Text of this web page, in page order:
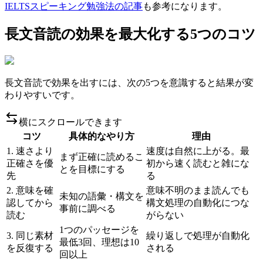
IELTSスピーキング勉強法の記事も参考になります。
長文音読の効果を最大化する5つのコツ
長文音読で効果を出すには、次の5つを意識すると結果が変
わりやすいです。
横にスクロールできます
コツ
具体的なやり方
理由
1. 速さより
正確さを優
先
まず正確に読めるこ
とを目標にする
速度は自然に上がる。最
初から速く読むと雑にな
る
2. 意味を確
認してから
読む
未知の語彙・構文を
事前に調べる
意味不明のまま読んでも
構文処理の自動化につな
がらない
3. 同じ素材
を反復する
1つのパッセージを
最低3回、理想は10
回以上
繰り返しで処理が自動化
される